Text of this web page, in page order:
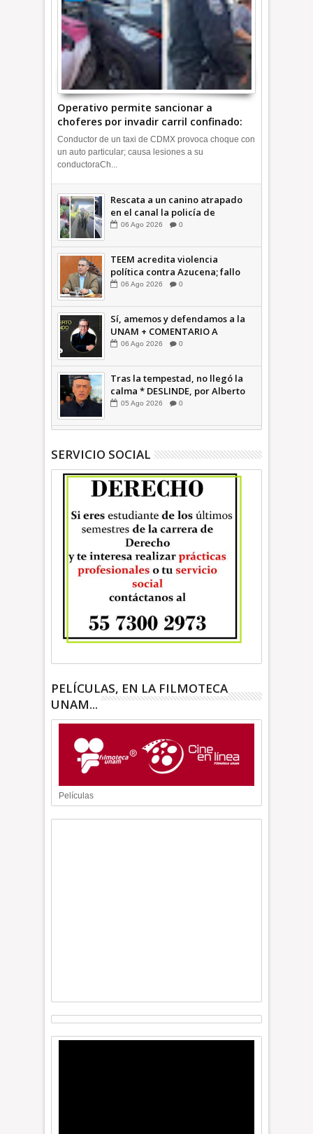
Operativo permite sancionar a
choferes por invadir carril confinado:
Ecatepec +Video | INFORMATIVA
Conductor de un taxi de CDMX provoca choque con
un auto particular; causa lesiones a su
conductoraCh...
Rescata a un canino atrapado
en el canal la policía de
Ecatepec INFORMATIVA
06 Ago 2026 0
TEEM acredita violencia
política contra Azucena; fallo
confirma guerra sucia: Octavio
06 Ago 2026 0
Sí, amemos y defendamos a la
UNAM + COMENTARIO A
TIEMPO
06 Ago 2026 0
Tras la tempestad, no llegó la
calma * DESLINDE, por Alberto
Witvrun OPINIÓN
05 Ago 2026 0
SERVICIO SOCIAL
PELÍCULAS, EN LA FILMOTECA
UNAM...
Películas